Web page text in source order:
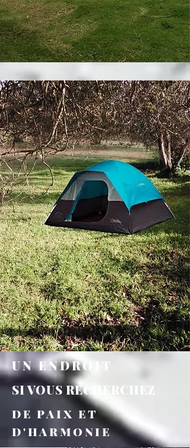
UN ENDROIT
SI VOUS RECHERCHEZ
DE PAIX ET
D'HARMONIE